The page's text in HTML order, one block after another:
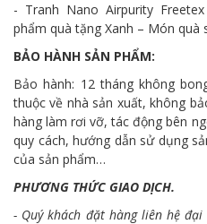
- Tranh Nano Airpurity
phẩm quà tặng Xanh – Món quà
BẢO HÀNH SẢN PHẨM:
Bảo hành: 12 tháng không
thuộc về nhà sản xuất, không
hàng làm rơi vỡ, tác động bên
quy cách, hướng dẫn sử dụng
của sản phẩm…
PHƯƠNG THỨC GIAO DỊCH.
- Quý khách đặt hàng liên hệ